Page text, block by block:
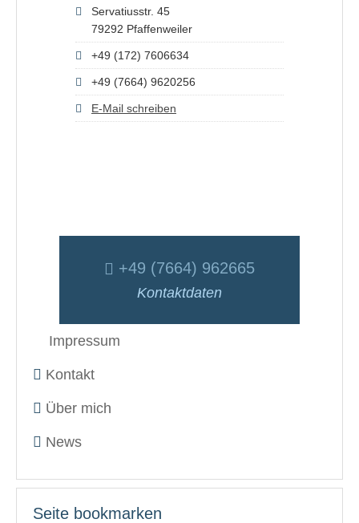
Servatiusstr. 45
79292 Pfaffenweiler
+49 (172) 7606634
+49 (7664) 9620256
E-Mail schreiben
+49 (7664) 962665
Kontaktdaten
Impressum
Kontakt
Über mich
News
Seite bookmarken